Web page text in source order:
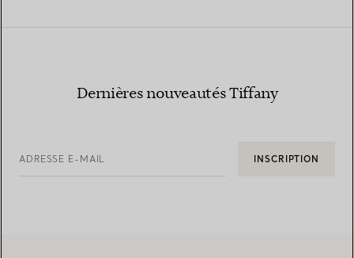
Dernières nouveautés Tiffany
ADRESSE E-MAIL INSCRIPTION